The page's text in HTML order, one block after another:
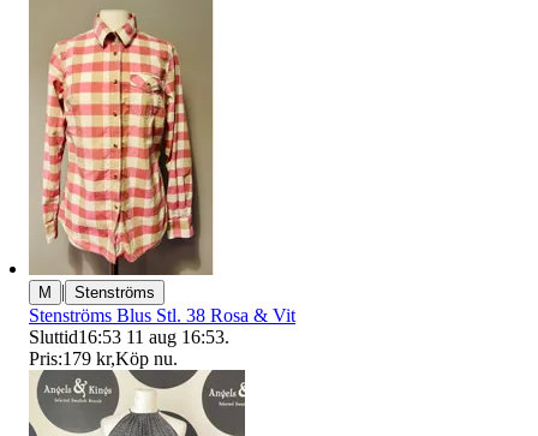
M | Stenströms
Stenströms Blus Stl. 38 Rosa & Vit
Sluttid16:53 11 aug 16:53.
Pris:179 kr,Köp nu.